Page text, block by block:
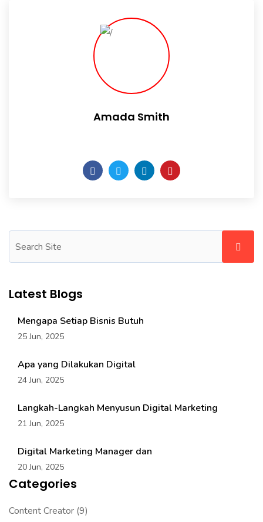
Amada Smith
Latest Blogs
Mengapa Setiap Bisnis Butuh
25 Jun, 2025
Apa yang Dilakukan Digital
24 Jun, 2025
Langkah-Langkah Menyusun Digital Marketing
21 Jun, 2025
Digital Marketing Manager dan
20 Jun, 2025
Categories
Content Creator (9)